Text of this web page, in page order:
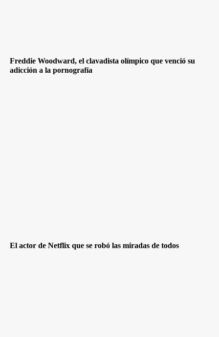
Freddie Woodward, el clavadista olímpico que venció su
adicción a la pornografía
El actor de Netflix que se robó las miradas de todos